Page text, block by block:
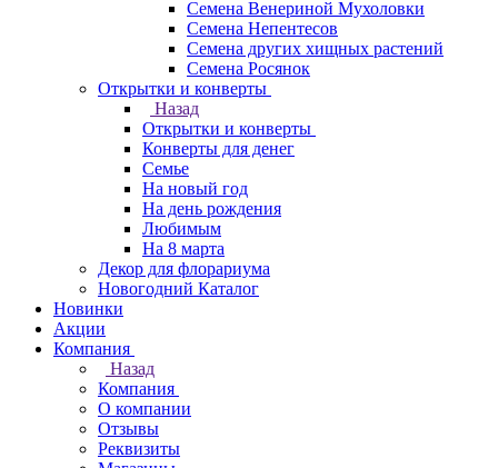
Семена Венериной Мухоловки
Семена Непентесов
Семена других хищных растений
Семена Росянок
Открытки и конверты
Назад
Открытки и конверты
Конверты для денег
Семье
На новый год
На день рождения
Любимым
На 8 марта
Декор для флорариума
Новогодний Каталог
Новинки
Акции
Компания
Назад
Компания
О компании
Отзывы
Реквизиты